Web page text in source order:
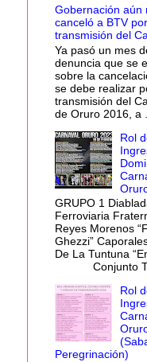
Gobernación aún
canceló a BTV por
transmisión del
Ya pasó un mes
denuncia que se
sobre la
se debe realizar
transmisión del
de Oruro 2016, a ...
Rol
GRUPO 1
Ferroviaria
Reyes Morenos
Ghezzi”
De La Tuntuna
Conjunto
Rol
Peregrinación)